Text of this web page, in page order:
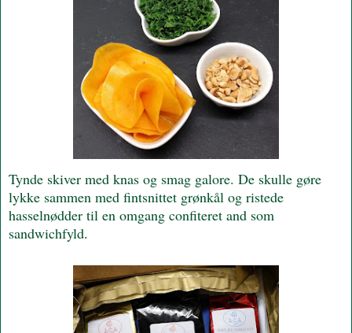
Tynde skiver med knas og smag galore. De skulle gøre
lykke sammen med fintsnittet grønkål og ristede
hasselnødder til en omgang confiteret and som
sandwichfyld.